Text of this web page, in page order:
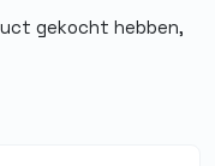
gekocht hebben,